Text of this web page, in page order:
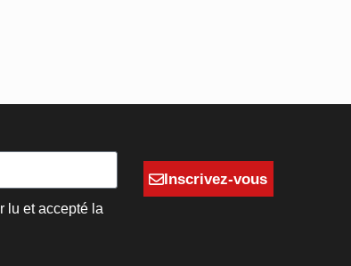
lu et accepté la
Inscrivez-vous